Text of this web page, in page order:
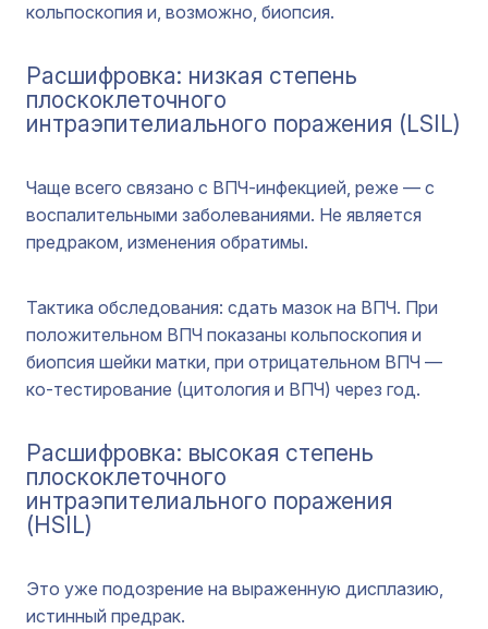
кольпоскопия и, возможно, биопсия.
Расшифровка: низкая степень
плоскоклеточного
интраэпителиального поражения (LSIL)
Чаще всего связано с ВПЧ-инфекцией, реже — с
воспалительными заболеваниями. Не является
предраком, изменения обратимы.
Тактика обследования: сдать мазок на ВПЧ. При
положительном ВПЧ показаны кольпоскопия и
биопсия шейки матки, при отрицательном ВПЧ —
ко-тестирование (цитология и ВПЧ) через год.
Расшифровка: высокая степень
плоскоклеточного
интраэпителиального поражения
(HSIL)
Это уже подозрение на выраженную дисплазию,
истинный предрак.